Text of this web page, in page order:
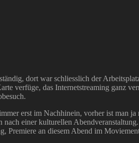
dort war schliesslich der
verfüge, das Internetstreaming ganz
erst im Nachhinein, vorher ist man
nach einer kulturellen
Premiere an diesem Abend im